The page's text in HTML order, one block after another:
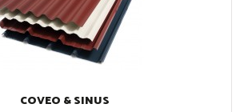
COVEO & SINUS